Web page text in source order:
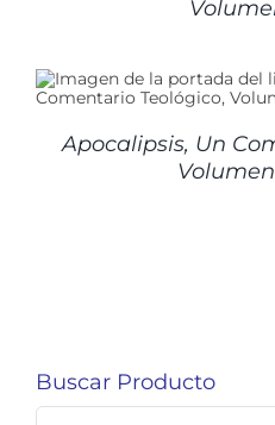
Apocalipsis, Un
Volumen
Buscar Producto